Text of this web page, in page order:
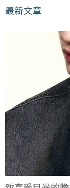
最新文章